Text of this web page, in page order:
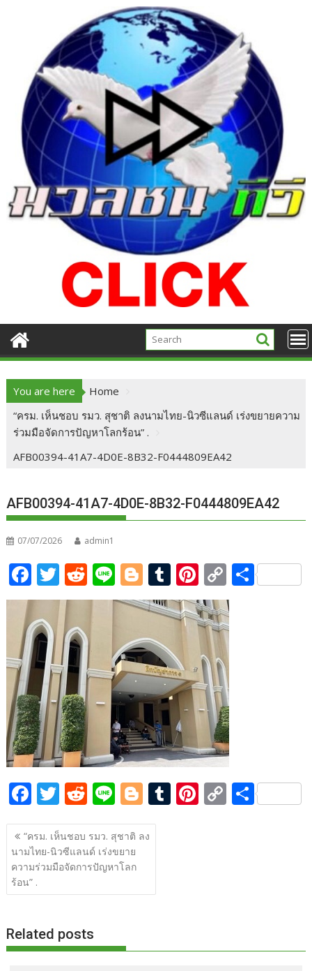
You are here
Home
“ครม. เห็นชอบ รมว. สุชาติ ลงนามไทย-นิวซีแลนด์ เร่งขยายความ
ร่วมมือจัดการปัญหาโลกร้อน” .
AFB00394-41A7-4D0E-8B32-F0444809EA42
AFB00394-41A7-4D0E-8B32-F0444809EA42
07/07/2026 admin1
F
ac
e
b
o
o
k
T
w
itt
er
R
e
di
t
Li
n
Bl
o
g
g
er
T
u
m
bl
r
Pi
nt
er
e
st
C
o
p
y
Li
n
k
S
F
ac
e
b
o
o
k
T
w
itt
er
R
e
d
di
Li
n
e
Bl
o
g
T Pi C S
แนะแนว
เรื่อง
“ครม. เห็นชอบ รมว. สุชาติ ลง
นามไทย-นิวซีแลนด์ เร่งขยาย
ความร่วมมือจัดการปัญหาโลก
ร้อน” .
Related posts